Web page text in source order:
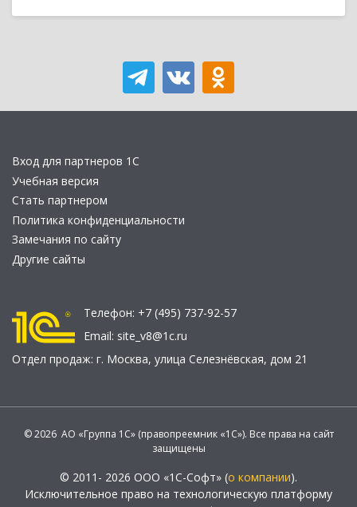
Вход для партнеров 1С
Учебная версия
Стать партнером
Политика конфиденциальности
Замечания по сайту
Другие сайты
Телефон: +7 (495) 737-92-57
Email: site_v8@1c.ru
Отдел продаж: г. Москва, улица Селезнёвская, дом 21
© 2026 АО «Группа 1С» (правопреемник «1С»). Все права на сайт
защищены
© 2011- 2026 ООО «1С-Софт» (о компании).
Исключительное право на технологическую платформу